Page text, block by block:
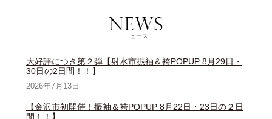
ニュース
大好評につき第２弾【射水市振袖＆袴POPUP 8月29日・
30日の2日間！！】
2026年7月13日
【金沢市初開催！振袖＆袴POPUP 8月22日・23日の２日
間！！】